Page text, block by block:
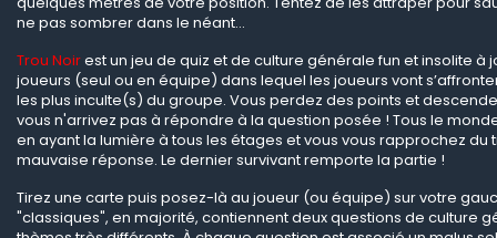
ne pas sombrer dans le néant…
Trou Noirest un jeu de quiz et de culture générale fun et insolite à
joueurs (seul ou en équipe) dans lequel les joueurs vont
les plus inculte(s) du groupe. Vous perdez des points et
vous n'arrivez pas à répondre à la question posée ! Tous le
en ayant la lumière à tous les étages et vous vous rapprochez du
mauvaise réponse. Le dernier survivant remporte la partie !
Tirez une carte puis posez-là au joueur (ou équipe) sur votre
"classiques", en majorité, contiennent deux questions de culture